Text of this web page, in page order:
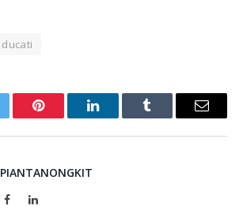
ducati
Pinterest LinkedInTumblr Email
FacebookLinkedIn